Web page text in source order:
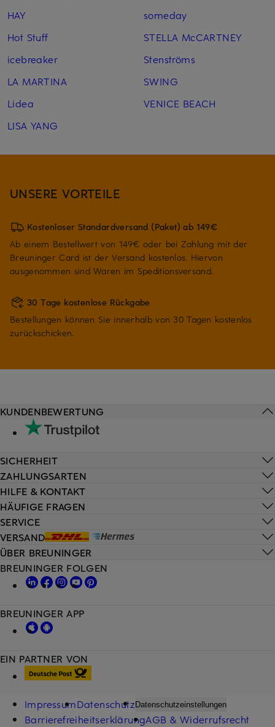
HAY
Hot Stuff
icebreaker
LA MARTINA
Lidea
LISA YANG
someday
STELLA McCARTNEY
Stenströms
SWING
VENICE BEACH
UNSERE VORTEILE
Kostenloser Standardversand (Paket) ab 149€
Ab einem Bestellwert von 149€ oder bei Zahlung mit der
Breuninger Card ist der Versand kostenlos. Hiervon
ausgenommen sind Waren im Speditionsversand.
30 Tage kostenlose Rückgabe
Bestellungen können Sie innerhalb von 30 Tagen kostenlos
zurückschicken.
HILFE & KONTAKT
HÄUFIGE FRAGEN
SERVICE
VERSAND
KUNDENBEWERTUNG
SICHERHEIT
ZAHLUNGSARTEN
ÜBER BREUNINGER
EIN PARTNER VON
BREUNINGER FOLGEN
BREUNINGER APP
ImpressumDatenschutzDatenschutzeinstellungen
BarrierefreiheitserklärungAGB & Widerrufsrecht